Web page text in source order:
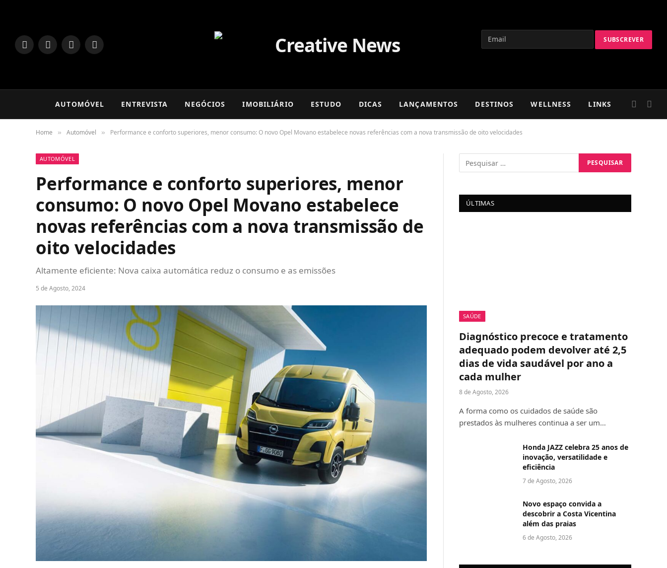
LinkedInFacebookInstagram
TikTok
AUTOMÓVEL ENTREVISTA NEGÓCIOS IMOBILIÁRIO ESTUDO DICAS LANÇAMENTOS DESTINOS WELLNESS LINKS
Home » Automóvel » Performance e conforto superiores, menor consumo: O novo Opel Movano estabelece novas referências com a nova transmissão de oito velocidades
AUTOMÓVEL
Performance e conforto superiores, menor
consumo: O novo Opel Movano estabelece
novas referências com a nova transmissão de
oito velocidades
Altamente eficiente: Nova caixa automática reduz o consumo e as emissões
5 de Agosto, 2024
ÚLTIMAS
SAÚDE
Diagnóstico precoce e tratamento
adequado podem devolver até 2,5
dias de vida saudável por ano a
cada mulher
8 de Agosto, 2026
A forma como os cuidados de saúde são
prestados às mulheres continua a ser um…
Honda JAZZ celebra 25 anos de
inovação, versatilidade e
eficiência
7 de Agosto, 2026
Novo espaço convida a
descobrir a Costa Vicentina
além das praias
6 de Agosto, 2026